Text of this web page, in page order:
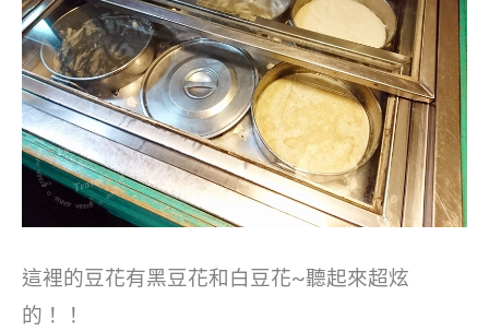
這裡的豆花有黑豆花和白豆花~聽起來超炫
的！！